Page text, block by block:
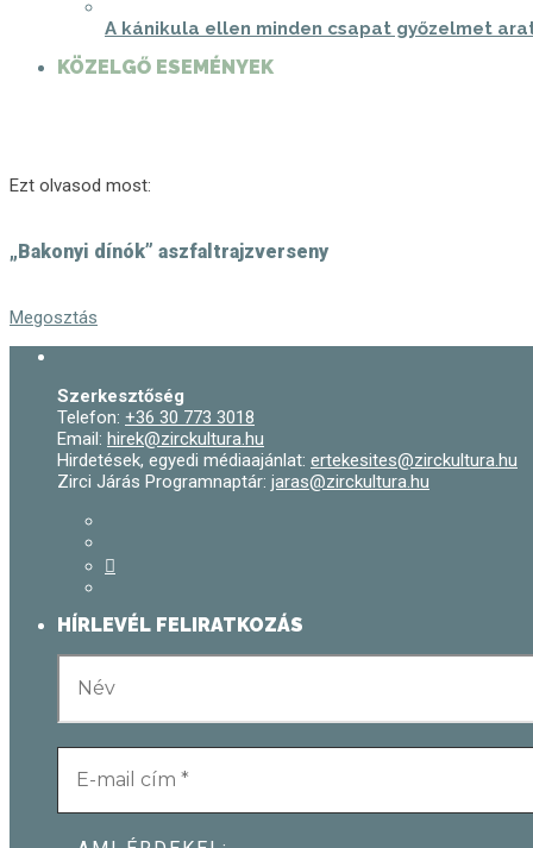
A kánikula ellen minden csapat győzelmet
KÖZELGŐ ESEMÉNYEK
Ezt olvasod most:
„Bakonyi dínók” aszfaltrajzverseny
Megosztás
Szerkesztőség
Telefon: +36 30 773 3018
Email: hirek@zirckultura.hu
Hirdetések, egyedi médiaajánlat: ertekesites@zirckultura.hu
Zirci Járás Programnaptár: jaras@zirckultura.hu
HÍRLEVÉL FELIRATKOZÁS